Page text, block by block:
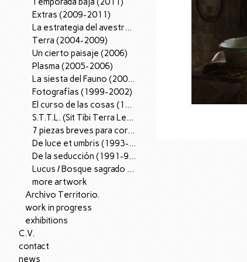
Extras (2009-2011)
La estrategia del avestruz (2007-12).
Terra (2004-2009)
Un cierto paisaje (2006)
Plasma (2005-2006)
La siesta del Fauno (2002-2005)
Fotografías (1999-2002)
El curso de las cosas (1997-98)
S.T.T.L. (Sit Tibi Terra Levis), (1995-97)
7 piezas breves para corazón (1996)
De luce et umbris (1993-95)
De la seducción (1991-96)
Lucus / Bosque sagrado (1988-90)
more artwork
Archivo Territorio.
work in progress
exhibitions
C.V.
contact
news